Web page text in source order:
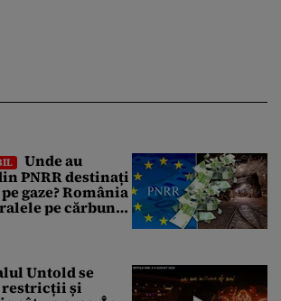
Unde au
PNRR destinați
gaze? România
pe cărbune
nu a pus
Untold se
restricții și